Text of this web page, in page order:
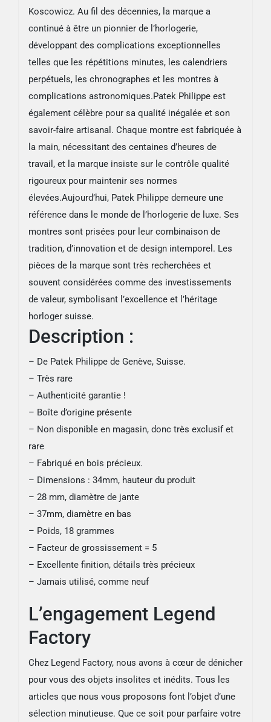
Koscowicz. Au fil des décennies, la marque a
continué à être un pionnier de l’horlogerie,
développant des complications exceptionnelles
telles que les répétitions minutes, les calendriers
perpétuels, les chronographes et les montres à
complications astronomiques.Patek Philippe est
également célèbre pour sa qualité inégalée et son
savoir-faire artisanal. Chaque montre est fabriquée à
la main, nécessitant des centaines d’heures de
travail, et la marque insiste sur le contrôle qualité
rigoureux pour maintenir ses normes
élevées.Aujourd’hui, Patek Philippe demeure une
référence dans le monde de l’horlogerie de luxe. Ses
montres sont prisées pour leur combinaison de
tradition, d’innovation et de design intemporel. Les
pièces de la marque sont très recherchées et
souvent considérées comme des investissements
de valeur, symbolisant l’excellence et l’héritage
horloger suisse.
Description :
– De Patek Philippe de Genève, Suisse.
– Très rare
– Authenticité garantie !
– Boîte d’origine présente
– Non disponible en magasin, donc très exclusif et
rare
– Fabriqué en bois précieux.
– Dimensions : 34mm, hauteur du produit
– 28 mm, diamètre de jante
– 37mm, diamètre en bas
– Poids, 18 grammes
– Facteur de grossissement = 5
– Excellente finition, détails très précieux
– Jamais utilisé, comme neuf
L’engagement Legend
Factory
Chez Legend Factory, nous avons à cœur de dénicher
pour vous des objets insolites et inédits. Tous les
articles que nous vous proposons font l’objet d’une
sélection minutieuse. Que ce soit pour parfaire votre